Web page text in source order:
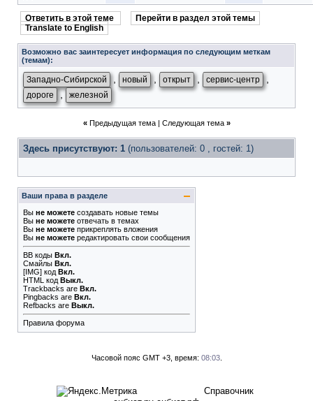
Ответить в этой теме
Перейти в раздел этой темы
Translate to English
Возможно вас заинтересует информация по следующим меткам
(темам):
Западно-Сибирской новый открыт сервис-центр
дороге , железной
« Предыдущая тема| Следующая тема »
Здесь присутствуют: 1 (пользователей: 0 , гостей: 1)
Ваши права в разделе
Вы не можете создавать новые темы
Вы не можете отвечать в темах
Вы не можете прикреплять вложения
Вы не можете редактировать свои сообщения
BB коды Вкл.
Смайлы Вкл.
[IMG] код Вкл.
HTML код Выкл.
Trackbacks are Вкл.
Pingbacks are Вкл.
Refbacks are Выкл.
Правила форума
Часовой пояс GMT +3, время: 08:03.
Справочник